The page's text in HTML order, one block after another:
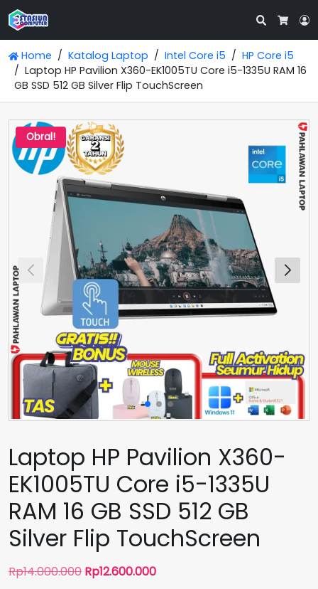
Search
Home Katalog Laptop Intel Core i5
HP Core i5
Laptop HP Pavilion X360-EK1005TU Core i5-1335U RAM 16
GB SSD 512 GB Silver Flip TouchScreen
Obral!
Laptop HP Pavilion X360-
EK1005TU Core i5-1335U
RAM 16 GB SSD 512 GB
Silver Flip TouchScreen
Rp14.000.000 Harga
Rp12.600.000Harga